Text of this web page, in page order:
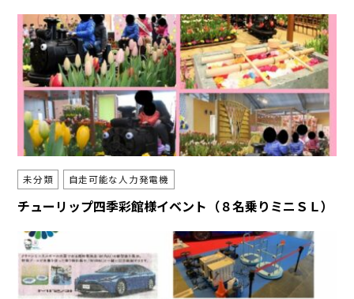
未分類 自走可能な人力発電機
チューリップ四季彩館様イベント（８名乗りミニＳＬ）